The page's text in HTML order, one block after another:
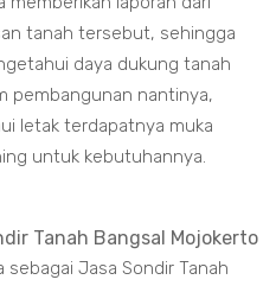
tanah tersebut, sehingga
daya dukung tanah
pembangunan nantinya,
letak terdapatnya muka
untuk kebutuhannya.
sebagai Jasa Sondir Tanah